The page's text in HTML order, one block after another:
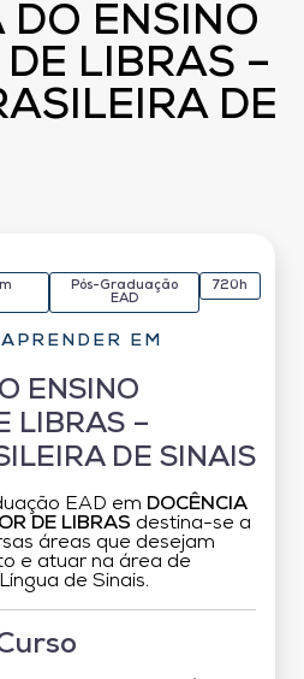
DO ENSINO
LIBRAS –
DE
Pós-Graduação
EAD
720h
EM
ENSINO
LIBRAS –
DE SINAIS
EAD em DOCÊNCIA
DE LIBRAS destina-se a
áreas que desejam
e atuar na área de
de Sinais.